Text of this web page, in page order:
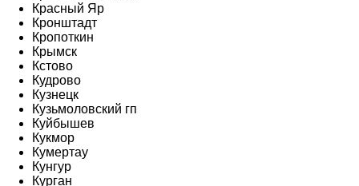
Красный Яр
Кронштадт
Кропоткин
Крымск
Кстово
Кудрово
Кузнецк
Кузьмоловский гп
Куйбышев
Кукмор
Кумертау
Кунгур
Курган